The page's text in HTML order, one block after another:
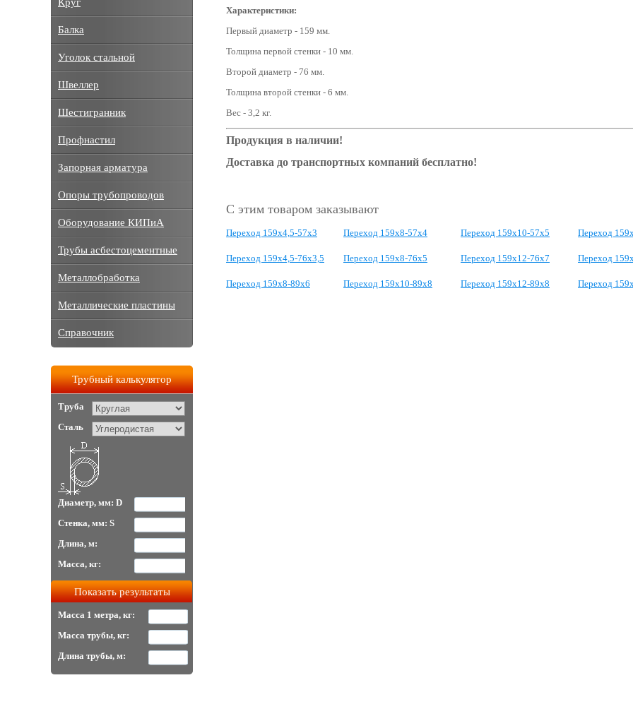
Характеристики:
Первый диаметр - 159 мм.
Толщина первой стенки - 10 мм.
Второй диаметр - 76 мм.
Толщина второй стенки - 6 мм.
Вес - 3,2 кг.
Продукция в наличии!
Доставка до транспортных компаний бесплатно!
С этим товаром заказывают
Переход 159х4,5-57х3 Переход 159х8-57х4 Переход 159х10-57х5 Переход
Переход 159х4,5-76х3,5 Переход 159х8-76х5 Переход 159х12-76х7 Переход
Переход 159х8-89х6 Переход 159х10-89х8 Переход 159х12-89х8 Переход
Балка
Уголок стальной
Швеллер
Шестигранник
Профнастил
Запорная арматура
Опоры трубопроводов
Оборудование КИПиА
Трубы асбестоцементные
Металлобработка
Металлические пластины
Справочник
Трубный калькулятор
Труба
Сталь
Диаметр, мм: D
Стенка, мм: S
Длина, м:
Масса, кг:
Масса 1 метра, кг:
Масса трубы, кг:
Длина трубы, м: